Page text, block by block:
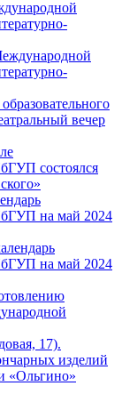
состоялся
на май 2024
17).
изделий
«Ольгино»